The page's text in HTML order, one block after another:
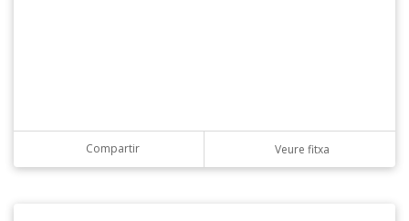
Compartir Veure fitxa